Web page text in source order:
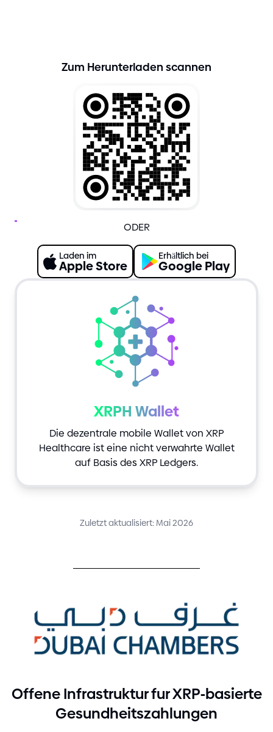
XRPH Wallet für iOS und Android herunterladen
XRPH Wallet
Die dezentrale mobile Wallet von XRP
Healthcare ist eine nicht verwahrte Wallet
auf Basis des XRP Ledgers.
Zum Herunterladen scannen
ODER
Laden im
Apple Store
Erhältlich bei
Google Play
Zuletzt aktualisiert: Mai 2026
Offene Infrastruktur fur XRP-basierte
Gesundheitszahlungen